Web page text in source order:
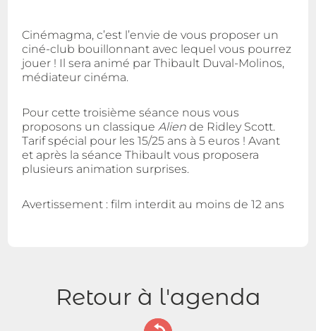
Cinémagma, c’est l’envie de vous proposer un
ciné-club bouillonnant avec lequel vous pourrez
jouer ! Il sera animé par Thibault Duval-Molinos,
médiateur cinéma.
Pour cette troisième séance nous vous
proposons un classique Alien de Ridley Scott.
Tarif spécial pour les 15/25 ans à 5 euros ! Avant
et après la séance Thibault vous proposera
plusieurs animation surprises.
Avertissement : film interdit au moins de 12 ans
Retour à l'agenda